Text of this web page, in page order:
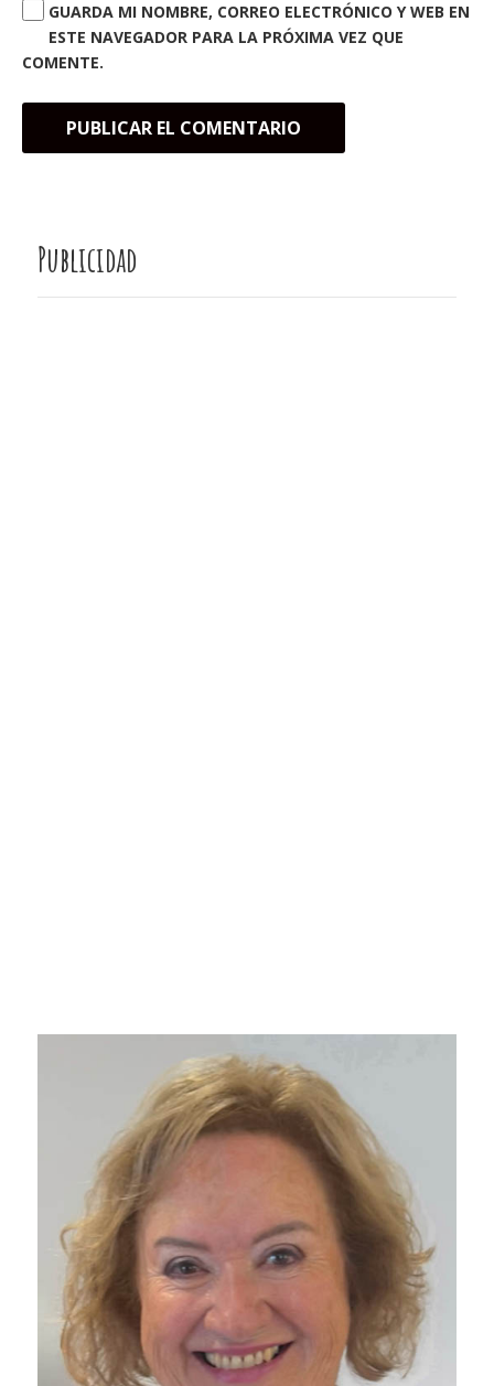
GUARDA MI NOMBRE, CORREO ELECTRÓNICO Y WEB EN
ESTE NAVEGADOR PARA LA PRÓXIMA VEZ QUE
COMENTE.
Publicidad